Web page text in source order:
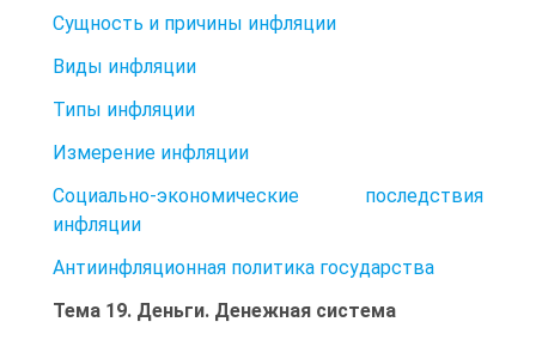
Сущность и причины инфляции
Виды инфляции
Типы инфляции
Измерение инфляции
Социально-экономические последствия
инфляции
Антиинфляционная политика государства
Тема 19. Деньги. Денежная система